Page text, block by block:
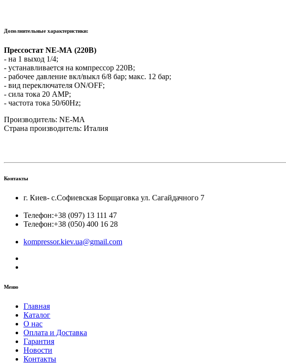
Дополнительные характеристики:
Прессостат NE-MA (220B)
- на 1 выход 1/4;
- устанавливается на компрессор 220В;
- рабочее давление вкл/выкл 6/8 бар; макс. 12 бар;
- вид переключателя ON/OFF;
- сила тока 20 AMP;
- частота тока 50/60Hz;
Производитель: NE-MA
Страна производитель: Италия
Контакты
г. Киев- с.Софиевская Борщаговка ул. Сагайдачного 7
Телефон:+38 (097) 13 111 47
Телефон:+38 (050) 400 16 28
kompressor.kiev.ua@gmail.com
Меню
Главная
Каталог
О нас
Оплата и Доставка
Гарантия
Новости
Контакты